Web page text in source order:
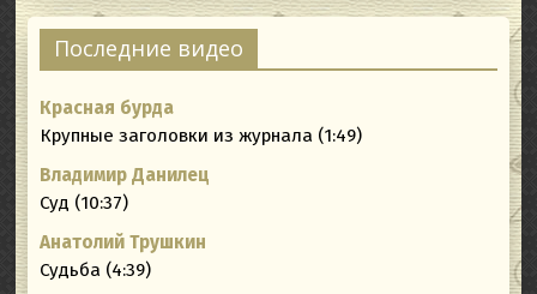
Последние видео
Красная бурда
Крупные заголовки из журнала (1:49)
Владимир Данилец
Суд (10:37)
Анатолий Трушкин
Судьба (4:39)